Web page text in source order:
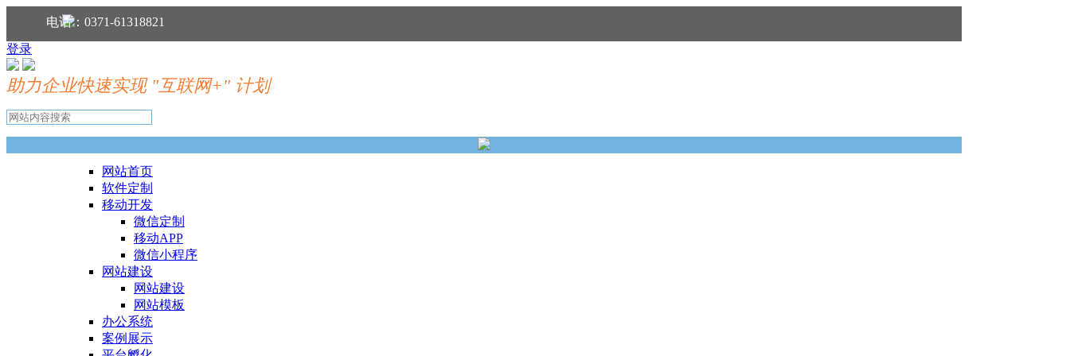
分享到：电话：0371-61318821
登录
助力企业快速实现 "互联网+" 计划
网站首页
软件定制
移动开发
微信定制
移动APP
微信小程序
网站建设
网站建设
网站模板
办公系统
案例展示